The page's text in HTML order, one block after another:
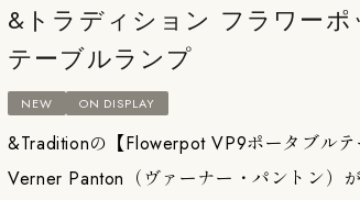
&トラディション フラワー
テーブルランプ
NEW ON DISPLAY
&Traditionの【Flowerpot VP9ポータブルテ
Verner Panton（ヴァーナー・パントン）